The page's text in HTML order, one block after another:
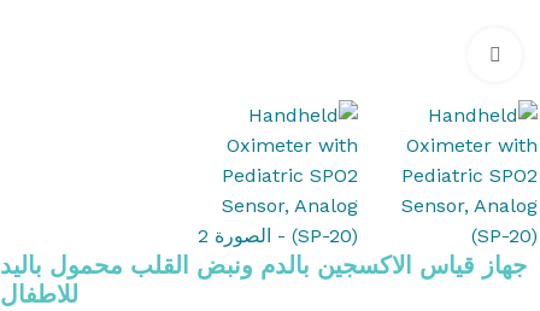
جهاز قياس الاكسجين بالدم ونبض القلب محمول باليد
للاطفال